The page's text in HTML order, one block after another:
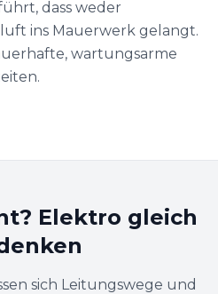
dass weder
ins Mauerwerk gelangt.
wartungsarme
Elektro gleich
sich Leitungswege und